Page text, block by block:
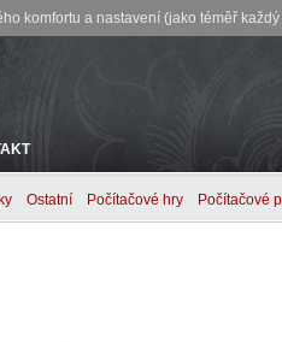
komfortu a nastavení (jako téměř
Ostatní Počítačové hry Počítačové